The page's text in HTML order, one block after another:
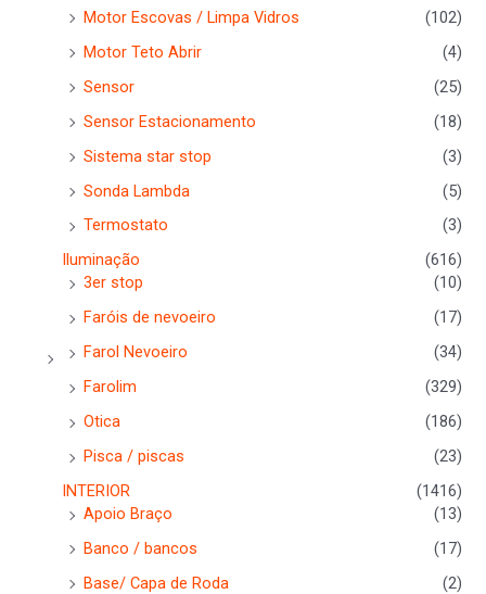
Motor Escovas / Limpa Vidros
(102)
Motor Teto Abrir
(4)
Sensor
(25)
Sensor Estacionamento
(18)
Sistema star stop
(3)
Sonda Lambda
(5)
Termostato
(3)
Iluminação
(616)
3er stop
(10)
Faróis de nevoeiro
(17)
Farol Nevoeiro
(34)
Farolim
(329)
Otica
(186)
Pisca / piscas
(23)
INTERIOR
(1416)
Apoio Braço
(13)
Banco / bancos
(17)
Base/ Capa de Roda
(2)